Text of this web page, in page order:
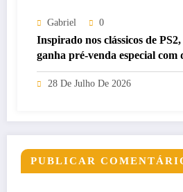
Gabriel 0
Inspirado nos clássicos de
ganha pré-venda especial com
28 De Julho De 2026
PUBLICAR